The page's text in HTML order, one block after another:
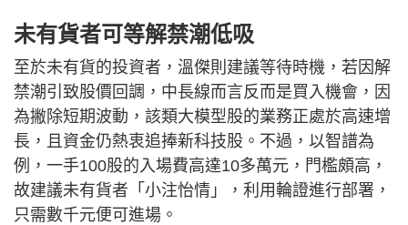
未有貨者可等解禁潮低吸
至於未有貨的投資者，溫傑則建議等待時機，若因解
禁潮引致股價回調，中長線而言反而是買入機會，因
為撇除短期波動，該類大模型股的業務正處於高速增
長，且資金仍熱衷追捧新科技股。不過，以智譜為
例，一手100股的入場費高達10多萬元，門檻頗高，
故建議未有貨者「小注怡情」，利用輪證進行部署，
只需數千元便可進場。